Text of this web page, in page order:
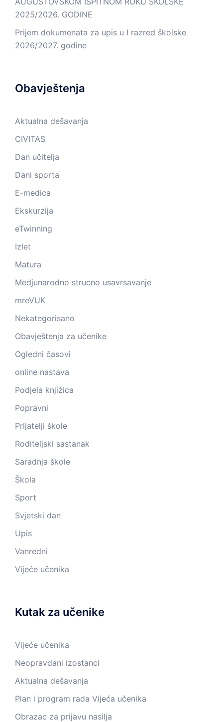
2025/2026. GODINE
Prijem dokumenata za upis u I razred školske
2026/2027. godine
Obavještenja
Aktualna dešavanja
CIVITAS
Dan učitelja
Dani sporta
E-medica
Ekskurzija
eTwinning
Izlet
Matura
Medjunarodno strucno usavrsavanje
mreVUK
Nekategorisano
Obavještenja za učenike
Ogledni časovi
online nastava
Podjela knjižica
Popravni
Prijatelji škole
Roditeljski sastanak
Saradnja škole
Škola
Sport
Svjetski dan
Upis
Vanredni
Vijeće učenika
Kutak za učenike
Vijeće učenika
Neopravdani izostanci
Aktualna dešavanja
Plan i program rada Vijeća učenika
Obrazac za prijavu nasilja